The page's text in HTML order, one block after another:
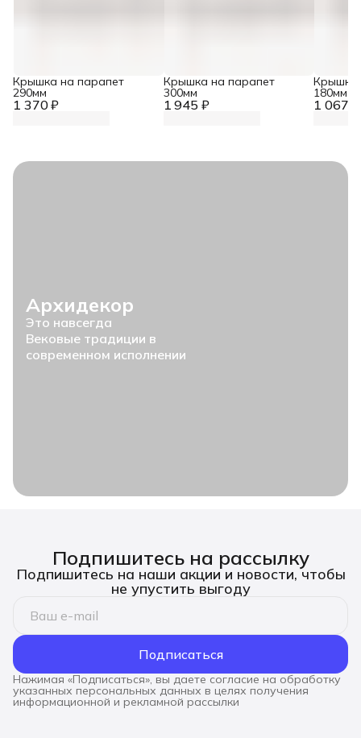
1 370 ₽
Крышка на парапет
290мм
1 945 ₽
Крышка на парапет
300мм
1 067 ₽
Крышка
180мм
Архидекор
Это навсегда
Вековые традиции в
современном исполнении
Подпишитесь на рассылку
Подпишитесь на наши акции и новости, чтобы
не упустить выгоду
Подписаться
Нажимая «Подписаться», вы даете согласие на обработку
указанных персональных данных в целях получения
информационной и рекламной рассылки